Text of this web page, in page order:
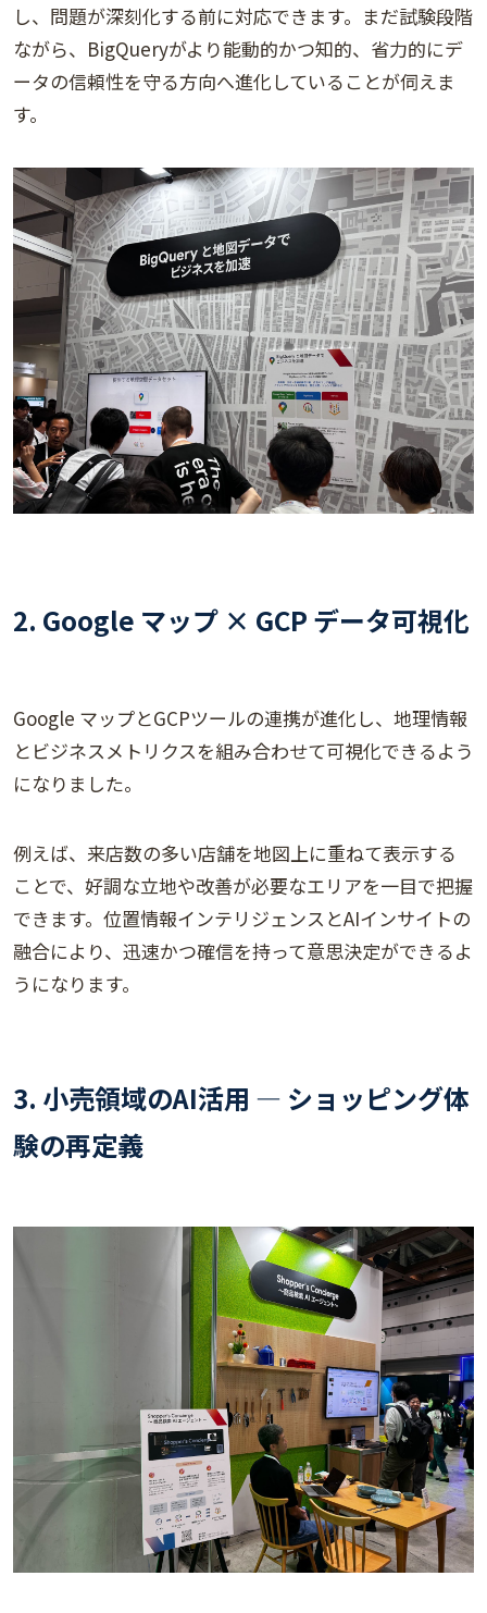
し、問題が深刻化する前に対応できます。まだ試験段階
ながら、BigQueryがより能動的かつ知的、省力的にデ
ータの信頼性を守る方向へ進化していることが伺えま
す。
2. Google マップ × GCP データ可視化
Google マップとGCPツールの連携が進化し、地理情報
とビジネスメトリクスを組み合わせて可視化できるよう
になりました。
例えば、来店数の多い店舗を地図上に重ねて表示する
ことで、好調な立地や改善が必要なエリアを一目で把握
できます。位置情報インテリジェンスとAIインサイトの
融合により、迅速かつ確信を持って意思決定ができるよ
うになります。
3. 小売領域のAI活用 ― ショッピング体
験の再定義